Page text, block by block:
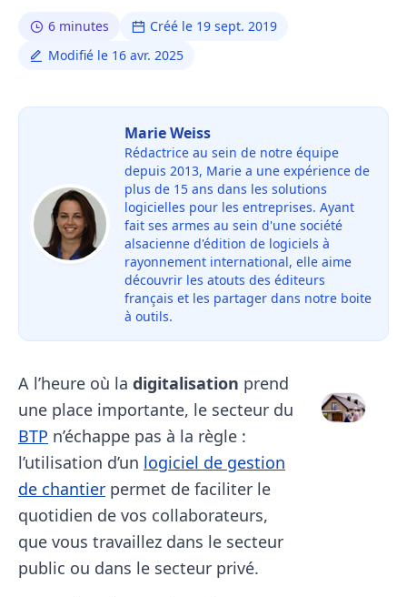
6 minutes
Créé le 19 sept. 2019
Modifié le 16 avr. 2025
Marie Weiss
Rédactrice au sein de notre équipe
depuis 2013, Marie a une expérience de
plus de 15 ans dans les solutions
logicielles pour les entreprises. Ayant
fait ses armes au sein d'une société
alsacienne d'édition de logiciels à
rayonnement international, elle aime
découvrir les atouts des éditeurs
français et les partager dans notre boite
à outils.
A l’heure où la digitalisation prend
une place importante, le secteur du
BTP n’échappe pas à la règle :
l’utilisation d’un logiciel de gestion
de chantier permet de faciliter le
quotidien de vos collaborateurs,
que vous travaillez dans le secteur
public ou dans le secteur privé.